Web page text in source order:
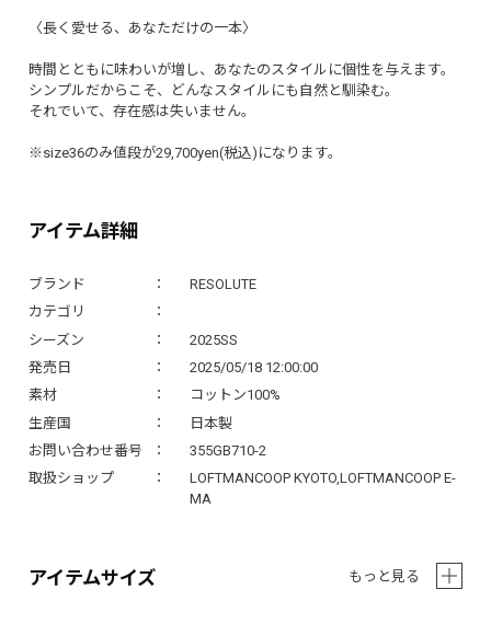
アイテム詳細
ブランド
RESOLUTE
カテゴリ
シーズン
2025SS
発売日
2025/05/18 12:00:00
素材
コットン100%
生産国
日本製
お問い合わせ番号
355GB710-2
取扱ショップ
LOFTMANCOOP KYOTO,LOFTMANCOOP E-
MA
〈長く愛せる、あなただけの一本〉
時間とともに味わいが増し、あなたのスタイルに個性を与えます。
シンプルだからこそ、どんなスタイルにも自然と馴染む。
それでいて、存在感は失いません。
※size36のみ値段が29,700yen(税込)になります。
アイテムサイズ もっと見る